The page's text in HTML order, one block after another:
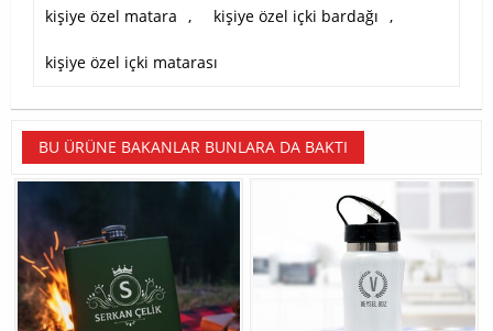
kişiye özel matara , kişiye özel içki bardağı ,
kişiye özel içki matarası
BU ÜRÜNE BAKANLAR BUNLARA DA BAKTI